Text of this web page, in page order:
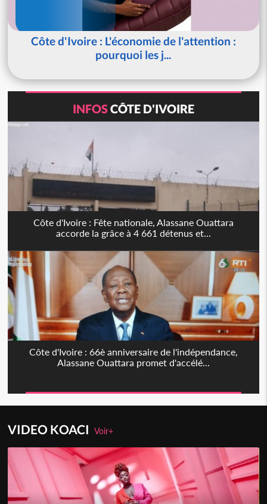
Côte d'Ivoire : L'économie de l'attention :
pourquoi les j...
INFOSCÔTE D'IVOIRE
Côte d'Ivoire : Fête nationale, Alassane Ouattara
accorde la grâce à 4 661 détenus et...
Côte d'Ivoire : 66è anniversaire de l'indépendance,
Alassane Ouattara promet d'accélé...
VIDEO KOACIVoir+